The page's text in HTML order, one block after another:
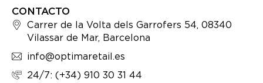
CONTACTO
Carrer de la Volta dels Garrofers 54, 08340
Vilassar de Mar, Barcelona
info@optimaretail.es
24/7: (+34) 910 30 31 44